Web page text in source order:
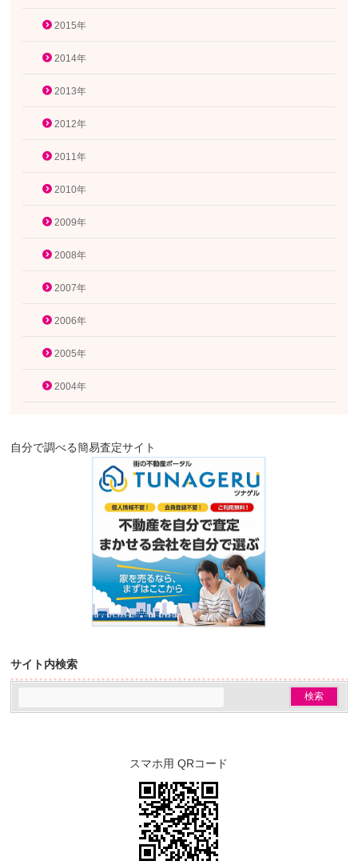
2015年
2014年
2013年
2012年
2011年
2010年
2009年
2008年
2007年
2006年
2005年
2004年
自分で調べる簡易査定サイト
サイト内検索
スマホ用 QRコード